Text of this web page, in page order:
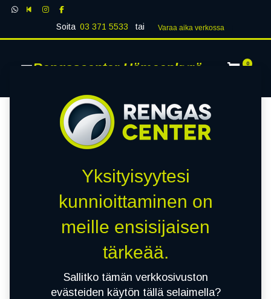
Soita 03 371 5533 tai Varaa aika verk​​​​ossa
Rengascenter Hämeenkyrö 0
Yksityisyytesi
kunnioittaminen on
meille ensisijaisen
tärkeää.
Sallitko tämän verkkosivuston
evästeiden käytön tällä selaimella?